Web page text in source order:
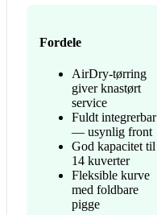
Fordele
AirDry-tørring
giver knastørt
service
Fuldt integrerbar
— usynlig front
God kapacitet til
14 kuverter
Fleksible kurve
med foldbare
pigge